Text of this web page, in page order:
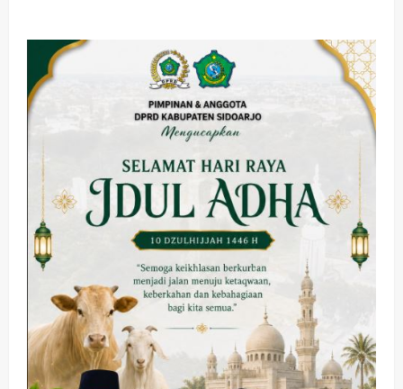
Rindam
V/Brawijaya